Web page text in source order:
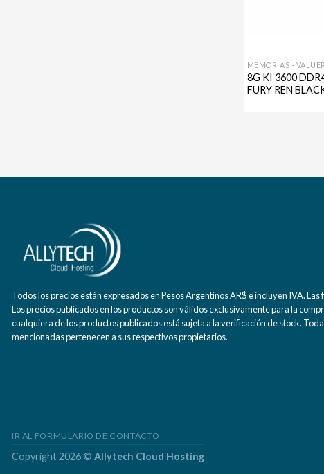
MEMORIAS -
8G KI 3600
FURY REN
Todos los precios están expresados en Pesos Argentinos AR$ e incluyen IVA.
Los precios publicados en los productos son válidos exclusivamente para la
cualquiera de los productos publicados está sujeta a la verificación de stock.
mencionadas pertenecen a sus respectivos propietarios.
IR AL FORMULARIO DE CONTACTO
Copyright 2026 © Allytech Cloud Hosting